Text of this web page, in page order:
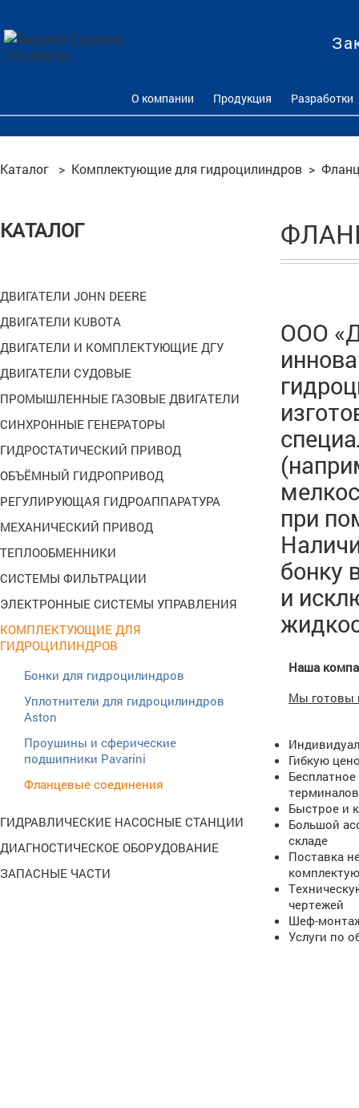
О компании Продукция Разработки
Каталог > Комплектующие для гидроцилиндров >
КАТАЛОГ
ДВИГАТЕЛИ JOHN DEERE
ДВИГАТЕЛИ KUBOTA
ДВИГАТЕЛИ И КОМПЛЕКТУЮЩИЕ ДГУ
ДВИГАТЕЛИ СУДОВЫЕ
ПРОМЫШЛЕННЫЕ ГАЗОВЫЕ ДВИГАТЕЛИ
СИНХРОННЫЕ ГЕНЕРАТОРЫ
ГИДРОСТАТИЧЕСКИЙ ПРИВОД
ОБЪЁМНЫЙ ГИДРОПРИВОД
РЕГУЛИРУЮЩАЯ ГИДРОАППАРАТУРА
МЕХАНИЧЕСКИЙ ПРИВОД
ТЕПЛООБМЕННИКИ
СИСТЕМЫ ФИЛЬТРАЦИИ
ЭЛЕКТРОННЫЕ СИСТЕМЫ УПРАВЛЕНИЯ
КОМПЛЕКТУЮЩИЕ ДЛЯ
ГИДРОЦИЛИНДРОВ
Бонки для гидроцилиндров
Уплотнители для гидроцилиндров
Aston
Проушины и сферические
подшипники Pavarini
Фланцевые соединения
ГИДРАВЛИЧЕСКИЕ НАСОСНЫЕ СТАНЦИИ
ДИАГНОСТИЧЕСКОЕ ОБОРУДОВАНИЕ
ЗАПАСНЫЕ ЧАСТИ
ООО
при
бонку
и
Наша
Мы готовы
Гибкую
Быстрое и
Большой
складе
Поставка
чертежей
Шеф-
Услуги по